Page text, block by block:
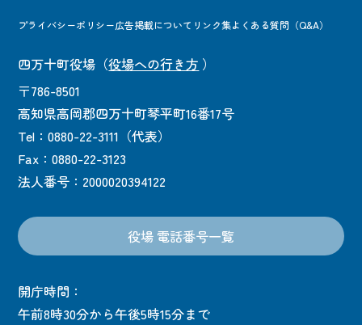
プライバシーポリシー広告掲載について リンク集よくある質問（Q&A）
四万十町役場 （役場への行き方 ）
〒786-8501
高知県高岡郡四万十町琴平町16番17号
Tel：0880-22-3111（代表）
Fax：0880-22-3123
法人番号：2000020394122
役場 電話番号一覧
開庁時間：
午前8時30分から午後5時15分まで